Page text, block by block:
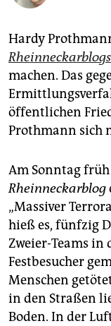
abo
genossenschaft
epaper login
Hardy
Rheinneckarblogs
machen. Das
öffentlichen
Prothmann sich
Am Sonntag
Rheinneckarblog
„Massiver
hieß es, fünfzig
Zweier-Teams
Festbesucher
Menschen
in den Straßen
Boden. In der